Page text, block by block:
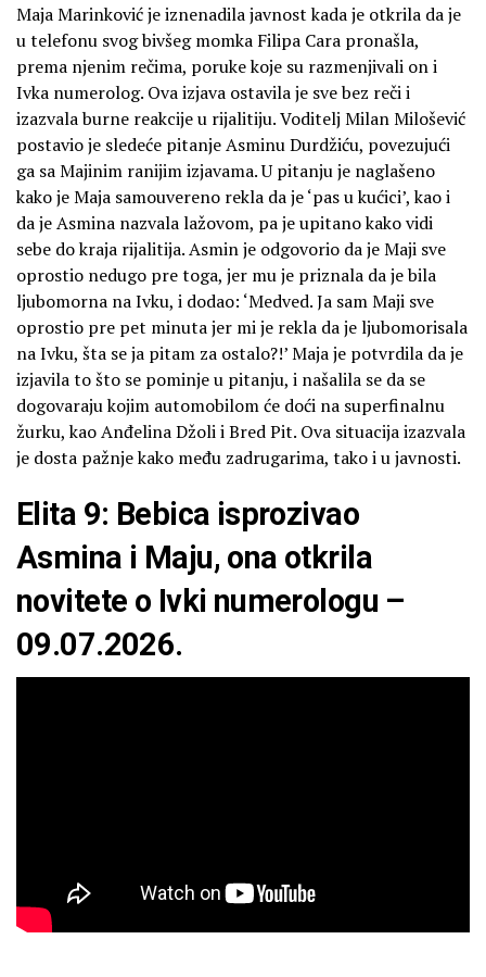
Maja Marinković je iznenadila javnost kada je otkrila da je
u telefonu svog bivšeg momka Filipa Cara pronašla,
prema njenim rečima, poruke koje su razmenjivali on i
Ivka numerolog. Ova izjava ostavila je sve bez reči i
izazvala burne reakcije u rijalitiju. Voditelj Milan Milošević
postavio je sledeće pitanje Asminu Durdžiću, povezujući
ga sa Majinim ranijim izjavama. U pitanju je naglašeno
kako je Maja samouvereno rekla da je ‘pas u kućici’, kao i
da je Asmina nazvala lažovom, pa je upitano kako vidi
sebe do kraja rijalitija. Asmin je odgovorio da je Maji sve
oprostio nedugo pre toga, jer mu je priznala da je bila
ljubomorna na Ivku, i dodao: ‘Medved. Ja sam Maji sve
oprostio pre pet minuta jer mi je rekla da je ljubomorisala
na Ivku, šta se ja pitam za ostalo?!’ Maja je potvrdila da je
izjavila to što se pominje u pitanju, i našalila se da se
dogovaraju kojim automobilom će doći na superfinalnu
žurku, kao Anđelina Džoli i Bred Pit. Ova situacija izazvala
je dosta pažnje kako među zadrugarima, tako i u javnosti.
Elita 9: Bebica isprozivao
Asmina i Maju, ona otkrila
novitete o Ivki numerologu –
09.07.2026.